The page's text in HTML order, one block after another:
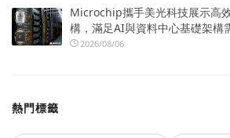
Microchip攜手美光科技展示高
構，滿足AI與資料中心基礎架構
2026/08/06
熱門標籤